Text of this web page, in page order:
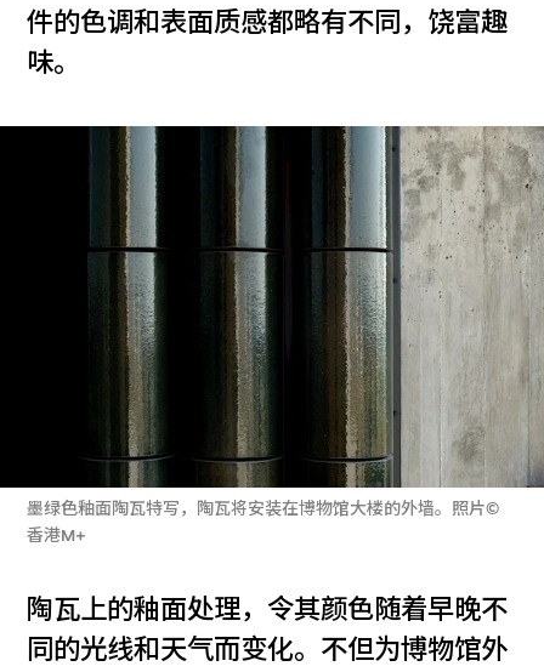
件的色调和表面质感都略有不同，饶富趣
味。
墨绿色釉面陶瓦特写，陶瓦将安装在博物馆大楼的外墙。照片©
香港M+
陶瓦上的釉面处理，令其颜色随着早晚不
同的光线和天气而变化。不但为博物馆外